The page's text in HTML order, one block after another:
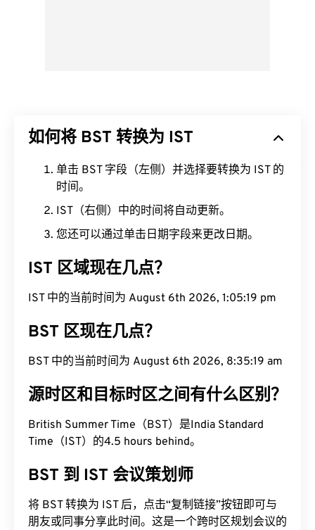
如何将 BST 转换为 IST
单击 BST 字段（左侧）并选择要转换为 IST 的
时间。
IST（右侧）中的时间将自动更新。
您还可以通过单击日期字段来更改日期。
IST 区域现在几点？
IST 中的当前时间为 August 6th 2026, 1:05:20 pm
BST 区现在几点？
BST 中的当前时间为 August 6th 2026, 8:35:20 am
源时区和目标时区之间有什么区别？
British Summer Time（BST）是India Standard
Time（IST）的4.5 hours behind。
BST 到 IST 会议策划师
将 BST 转换为 IST 后，点击“复制链接”按钮即可与
朋友或同事分享此时间。这是一个跨时区规划会议的